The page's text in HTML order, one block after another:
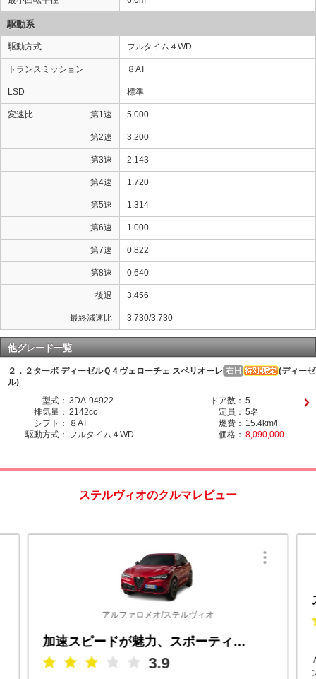
駆動系
駆動方式 フルタイム４WD
トランスミッション ８AT
LSD 標準
変速比 第1速 5.000
第2速 3.200
第3速 2.143
第4速 1.720
第5速 1.314
第6速 1.000
第7速 0.822
第8速 0.640
後退 3.456
最終減速比 3.730/3.730
他グレード一覧
２．２ターボ ディーゼルＱ４ヴェローチェ スペリオーレ
(ディーゼ
ル)
型式： 3DA-94922 ドア数： 5
排気量： 2142cc 定員： 5名
シフト：
８AT 燃費： 15.4km/l
駆動方式： フルタイム４WD 価格： 8,090,000
ステルヴィオのクルマレビュー
アルファロメオ/ステルヴィオ
加速スピードが魅力、スポーティーな運転を楽しめるＳＵＶ
3.9